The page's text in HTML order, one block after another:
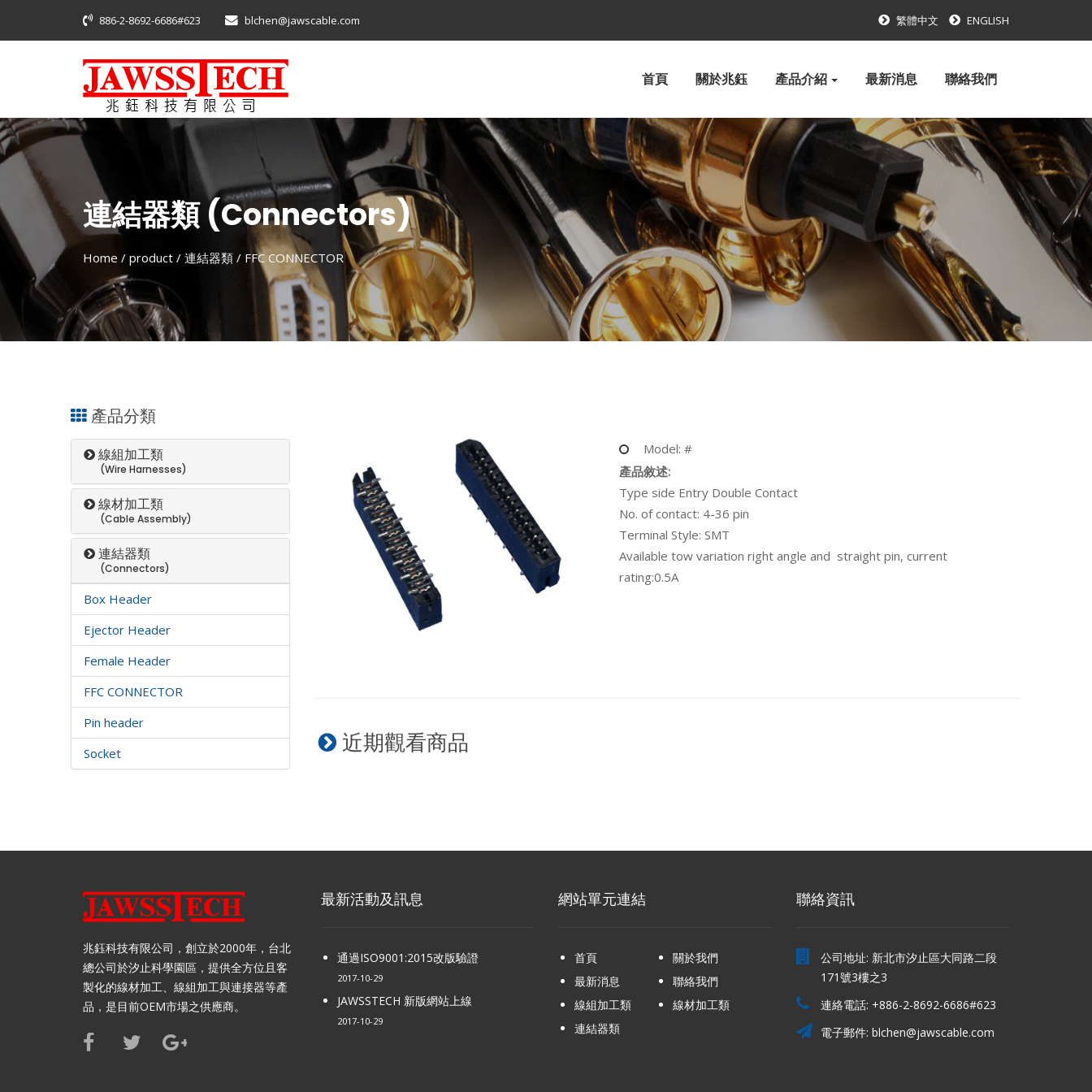
886-2-8692-6686#623 blchen@jawscable.com 繁體中文 ENGLISH
首頁 關於兆鈺 產品介紹 最新消息 聯絡我們
連結器類 (Connectors)
Home / product / 連結器類 / FFC CONNECTOR
產品分類
線組加工類
(Wire Harnesses)
線材加工類
(Cable Assembly)
連結器類
(Connectors)
Box Header
Ejector Header
Female Header
FFC CONNECTOR
Pin header
Socket
Model: #
產品敘述:
Type side Entry Double Contact
No. of contact: 4-36 pin
Terminal Style: SMT
Available tow variation right angle and straight pin, current
rating:0.5A
近期觀看商品
兆鈺科技有限公司，創立於2000年，台北
總公司於汐止科學園區，提供全方位且客
製化的線材加工、線組加工與連接器等產
品，是目前OEM市場之供應商。
最新活動及訊息
通過ISO9001:2015改版驗證
2017-10-29
JAWSSTECH 新版網站上線
2017-10-29
網站單元連結
首頁
關於我們
最新消息
聯絡我們
線組加工類
線材加工類
連結器類
聯絡資訊
公司地址: 新北市汐止區大同路二段
171號3樓之3
連絡電話: +886-2-8692-6686#623
電子郵件: blchen@jawscable.com